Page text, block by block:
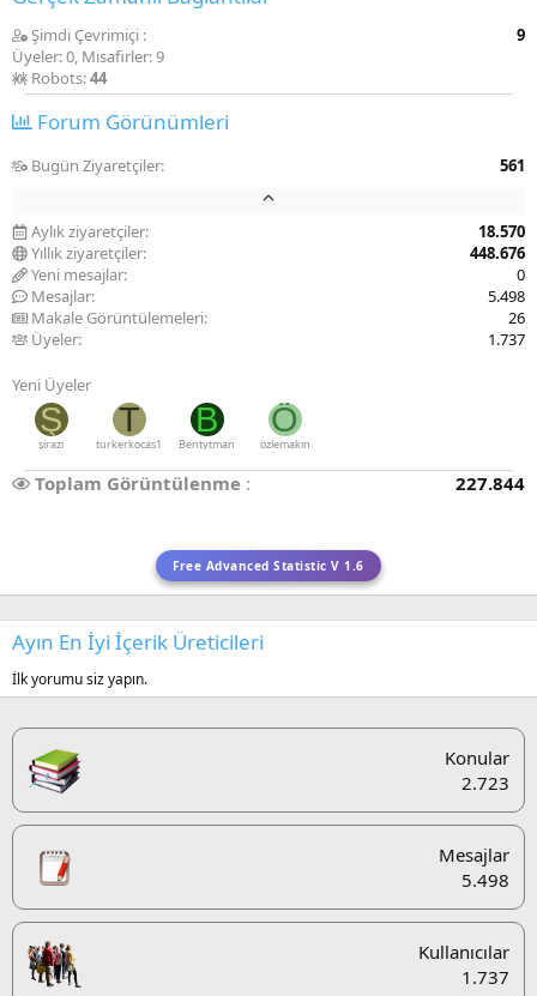
Şimdi Çevrimiçi
9
Üyeler: 0, Misafirler: 9
Robots:44
Forum Görünümleri
Bugün Ziyaretçiler 561
Aylık ziyaretçiler
18.570
Yıllık ziyaretçiler
448.676
Yeni mesajlar
0
Mesajlar
5.498
Makale Görüntülemeleri
26
Üyeler
1.737
Yeni Üyeler
Ş
şirazi
T
turkerkocas1
B
Bentytman
Ö
özlemakın
Toplam Görüntülenme 227.844
Free Advanced Statistic V 1.6
Ayın En İyi İçerik Üreticileri
İlk yorumu siz yapın.
Konular
2.723
Mesajlar
5.498
Kullanıcılar
1.737